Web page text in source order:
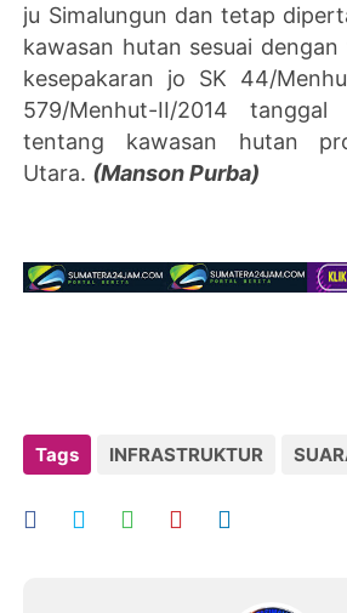
ju Simalungun dan tetap
kawasan hutan sesuai
kesepakaran jo SK 44/
579/Menhut-II/2014
tentang kawasan hutan
Utara. (Manson Purba)
Tags INFRASTRUKTUR